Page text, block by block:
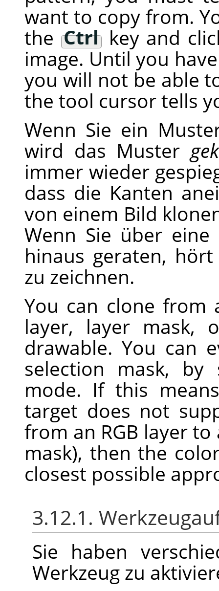
want to copy from.
the Ctrl key and
image. Until you
you will not be able
the tool cursor tells
Wenn Sie ein
wird das Muster
immer wieder
dass die Kanten
von einem Bild
Wenn Sie über eine
hinaus geraten,
zu zeichnen.
You can clone from
layer, layer mask,
drawable. You can
selection mask, by
mode. If this
target does not
from an RGB layer
mask), then the
closest possible
3.12.1.
Sie haben
Werkzeug zu